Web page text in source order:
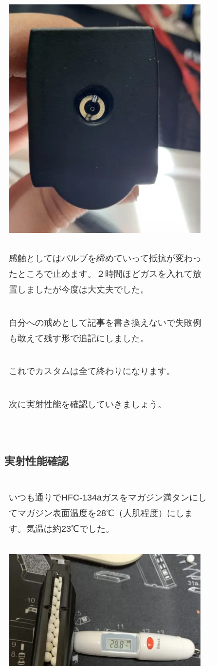
感触としてはバルブを締めていって抵抗が変わっ
たところで止めます。２時間ほどガスを入れて放
置しましたが今度は大丈夫でした。
自分への戒めとして記事を書き換えないで失敗例
も敢えて残す形で追記にしました。
これでカスタムは全て終わりになります。
次に実射性能を確認していきましょう。
実射性能確認
いつも通りでHFC-134aガスをマガジン満タンにし
てマガジン表面温度を28℃（人肌程度）にしま
す。気温は約23℃でした。